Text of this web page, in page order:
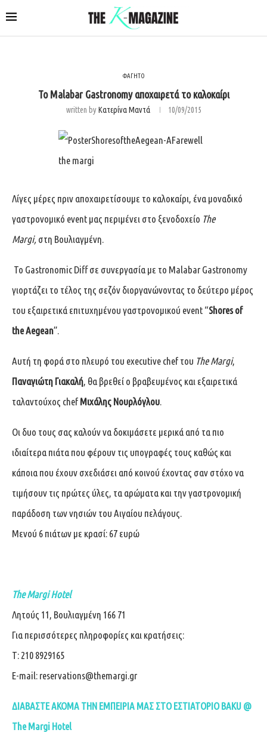
ΦΑΓΗΤΟ
Το Malabar Gastronomy αποχαιρετά το καλοκαίρι
written byΚατερίνα Μαντά 10/09/2015
Λίγες μέρες πριν αποχαιρετίσουμε το καλοκαίρι, ένα μοναδικό
γαστρονομικό event μας περιμένει στο ξενοδοχείο The
Margi, στη Βουλιαγμένη.
Το Gastronomic Diff σε συνεργασία με το Malabar Gastronomy
γιορτάζει το τέλος της σεζόν διοργανώνοντας το δεύτερο μέρος
του εξαιρετικά επιτυχημένου γαστρονομικού event “Shores of
the Aegean”.
Αυτή τη φορά στο πλευρό του executive chef του The Margi,
Παναγιώτη Γιακαλή, θα βρεθεί ο βραβευμένος και εξαιρετικά
ταλαντούχος chef Μιχάλης Νουρλόγλου.
Οι δυο τους σας καλούν να δοκιμάσετε μερικά από τα πιο
ιδιαίτερα πιάτα που φέρουν τις υπογραφές τους καθώς και
κάποια που έχουν σχεδιάσει από κοινού έχοντας σαν στόχο να
τιμήσουν τις πρώτες ύλες, τα αρώματα και την γαστρονομική
παράδοση των νησιών του Αιγαίου πελάγους.
Μενού 6 πιάτων με κρασί: 67 ευρώ
The Margi Hotel
Λητούς 11, Βουλιαγμένη 166 71
Για περισσότερες πληροφορίες και κρατήσεις:
Τ: 210 8929165
E-mail: reservations@themargi.gr
ΔΙΑΒΑΣΤΕ ΑΚΟΜΑ ΤΗΝ ΕΜΠΕΙΡΙΑ ΜΑΣ ΣΤΟ ΕΣΤΙΑΤΟΡΙΟ BAKU @
The Margi Hotel